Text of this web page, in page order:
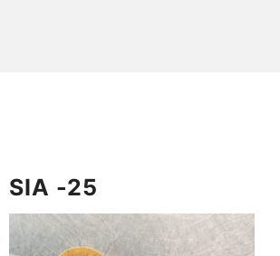
SIA -25